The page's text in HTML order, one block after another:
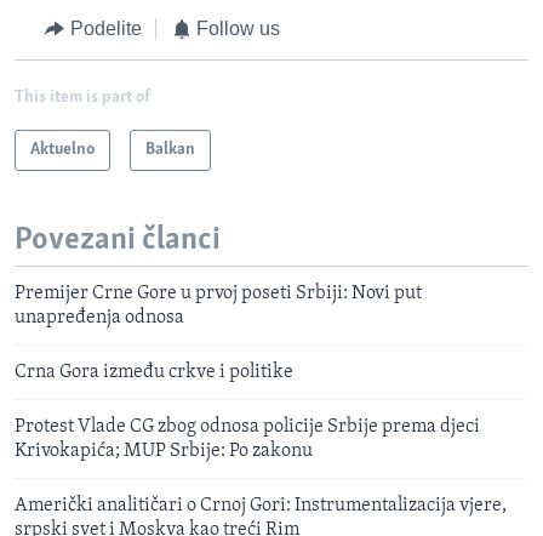
Podelite Follow us
This item is part of
Aktuelno Balkan
Povezani članci
Premijer Crne Gore u prvoj poseti Srbiji: Novi put
unapređenja odnosa
Crna Gora između crkve i politike
Protest Vlade CG zbog odnosa policije Srbije prema djeci
Krivokapića; MUP Srbije: Po zakonu
Američki analitičari o Crnoj Gori: Instrumentalizacija vjere,
srpski svet i Moskva kao treći Rim